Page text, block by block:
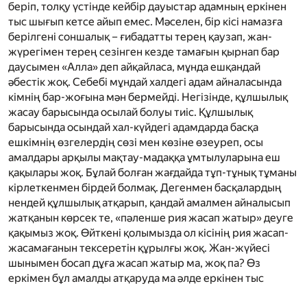
беріп, толқу үстінде кейбір дауыстар адамның еркінен
тыс шығып кетсе айып емес. Мәселен, бір кісі намазға
берілгені соншалық – ғибадатты терең қаузап, жан-
жүрегімен терең сезінген кезде тамағын қырнап бар
даусымен «Алла» деп айқайласа, мұнда ешқандай
әбестік жоқ. Себебі мұндай халдегі адам айналасында
кімнің бар-жоғына мән бермейді. Негізінде, құлшылық
жасау барысында осылай болуы тиіс. Құлшылық
барысында осындай хал-күйдегі адамдарда басқа
ешкімнің өзгелердің сөзі мен көзіне өзеуреп, осы
амалдары арқылы мақтау-мадаққа ұмтылуларына еш
қақылары жоқ. Бұлай болған жағдайда тұп-тұнық тұманы
кірлеткенмен бірдей болмақ. Дегенмен басқалардың
нендей құлшылық атқарып, қандай амалмен айналысып
жатқанын көрсек те, «пәленше рия жасап жатыр» деуге
қақымыз жоқ. Өйткені қолымызда ол кісінің рия жасап-
жасамағанын тексеретін құрылғы жоқ. Жан-жүйесі
шынымен босап дұға жасап жатыр ма, жоқ па? Өз
еркімен бұл амалды атқаруда ма әлде еркінен тыс